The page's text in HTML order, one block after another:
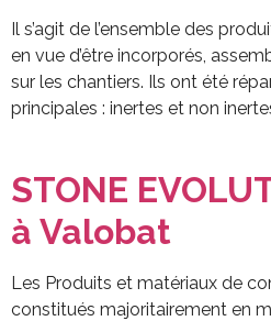
Il s’agit de l’ensemble des
en vue d’être incorporés,
sur les chantiers. Ils ont été
principales : inertes et non
STONE
à Valobat
Les Produits et matériaux de
constitués majoritairement en